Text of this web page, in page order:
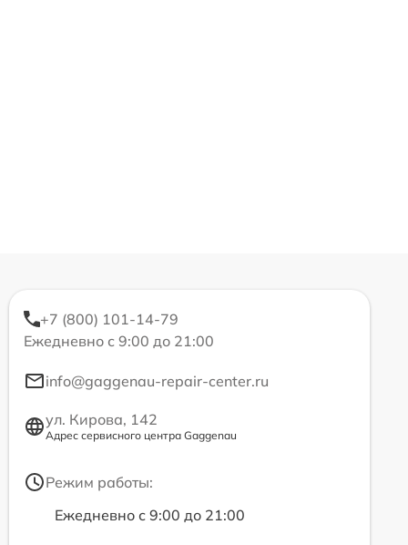
+7 (800) 101-14-79
Ежедневно с 9:00 до 21:00
info@gaggenau-repair-center.ru
ул. Кирова, 142
Адрес сервисного центра Gaggenau
Режим работы:
Ежедневно с 9:00 до 21:00